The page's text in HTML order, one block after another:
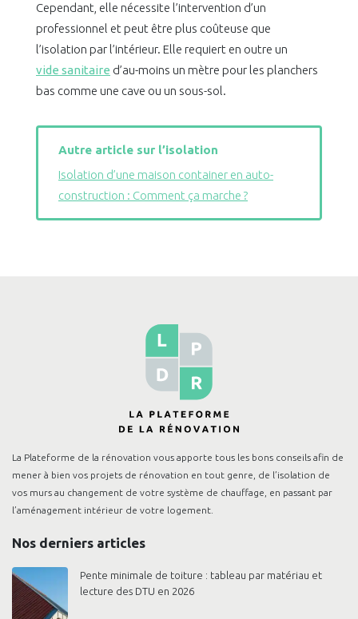
Cependant, elle nécessite l’intervention d’un
professionnel et peut être plus coûteuse que
l’isolation par l’intérieur. Elle requiert en outre un
vide sanitaire d’au-moins un mètre pour les planchers
bas comme une cave ou un sous-sol.
Autre article sur l’isolation
Isolation d’une maison container en auto-
construction : Comment ça marche ?
La Plateforme de la rénovation vous apporte tous les bons conseils afin de
mener à bien vos projets de rénovation en tout genre, de l’isolation de
vos murs au changement de votre système de chauffage, en passant par
l’aménagement intérieur de votre logement.
Nos derniers articles
Pente minimale de toiture : tableau par matériau et
lecture des DTU en 2026